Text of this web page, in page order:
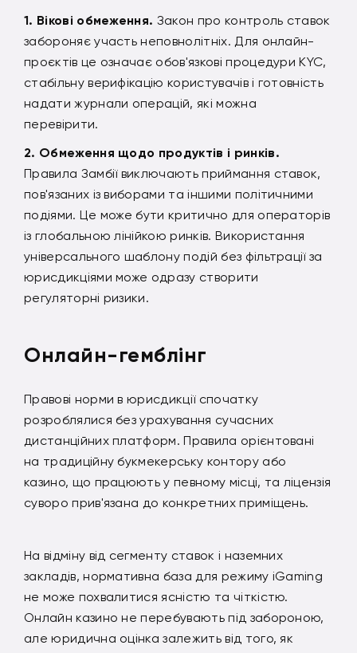
Вікові обмеження. Закон про контроль ставок
забороняє участь неповнолітніх. Для онлайн-
проєктів це означає обов'язкові процедури KYC,
стабільну верифікацію користувачів і готовність
надати журнали операцій, які можна
перевірити.
Обмеження щодо продуктів і ринків.
Правила Замбії виключають приймання ставок,
пов'язаних із виборами та іншими політичними
подіями. Це може бути критично для операторів
із глобальною лінійкою ринків. Використання
універсального шаблону подій без фільтрації за
юрисдикціями може одразу створити
регуляторні ризики.
Онлайн-гемблінг
Правові норми в юрисдикції спочатку
розроблялися без урахування сучасних
дистанційних платформ. Правила орієнтовані
на традиційну букмекерську контору або
казино, що працюють у певному місці, та ліцензія
суворо прив'язана до конкретних приміщень.
На відміну від сегменту ставок і наземних
закладів, нормативна база для режиму iGaming
не може похвалитися ясністю та чіткістю.
Онлайн казино не перебувають під забороною,
але юридична оцінка залежить від того, як